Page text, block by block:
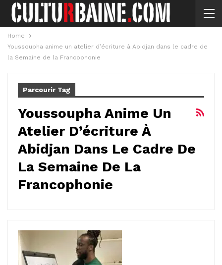
Home
Youssoupha anime un atelier d’écriture à Abidjan dans le cadre de
la Semaine de la Francophonie
Parcourir Tag
Youssoupha Anime Un
Atelier D’écriture À
Abidjan Dans Le Cadre De
La Semaine De La
Francophonie